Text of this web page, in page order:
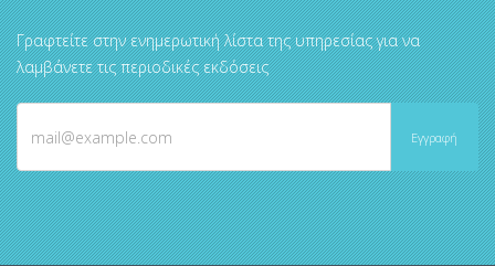
Γραφτείτε στην ενημερωτική λίστα της υπηρεσίας για να
λαμβάνετε τις περιοδικές εκδόσεις